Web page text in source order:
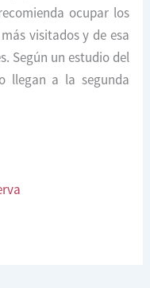
ocupar los
visitados y de esa
Según un estudio del
llegan a la segunda